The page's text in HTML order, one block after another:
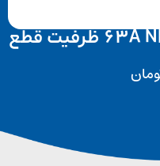
کلید اتوماتیک فیکس 63A NEW ظرفیت قطع